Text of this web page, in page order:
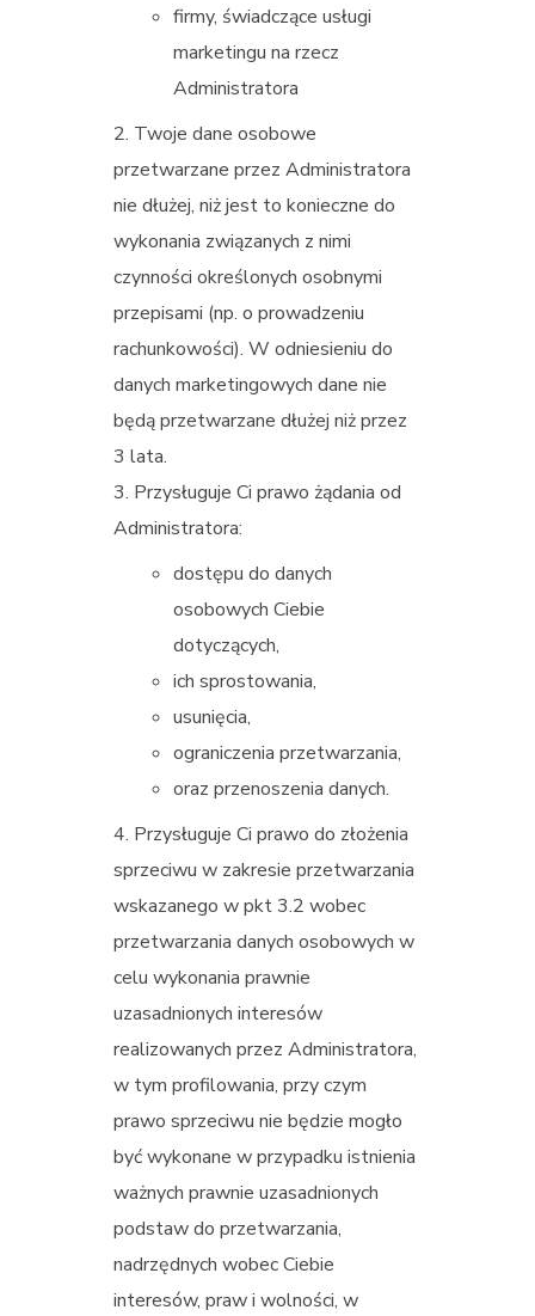
firmy, świadczące usługi
marketingu na rzecz
Administratora
Twoje dane osobowe
przetwarzane przez Administratora
nie dłużej, niż jest to konieczne do
wykonania związanych z nimi
czynności określonych osobnymi
przepisami (np. o prowadzeniu
rachunkowości). W odniesieniu do
danych marketingowych dane nie
będą przetwarzane dłużej niż przez
3 lata.
Przysługuje Ci prawo żądania od
Administratora:
dostępu do danych
osobowych Ciebie
dotyczących,
ich sprostowania,
usunięcia,
ograniczenia przetwarzania,
oraz przenoszenia danych.
Przysługuje Ci prawo do złożenia
sprzeciwu w zakresie przetwarzania
wskazanego w pkt 3.2 wobec
przetwarzania danych osobowych w
celu wykonania prawnie
uzasadnionych interesów
realizowanych przez Administratora,
w tym profilowania, przy czym
prawo sprzeciwu nie będzie mogło
być wykonane w przypadku istnienia
ważnych prawnie uzasadnionych
podstaw do przetwarzania,
nadrzędnych wobec Ciebie
interesów, praw i wolności, w